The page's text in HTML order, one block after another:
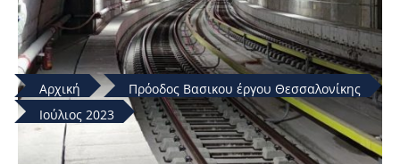
Αρχική
Πρόοδος Βασικου έργου Θεσσαλονίκης
Ιούλιος 2023